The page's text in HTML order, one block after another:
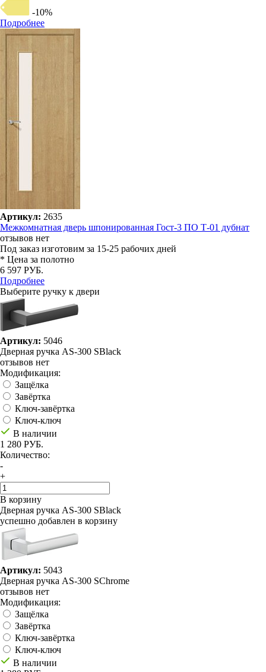
-10%
Подробнее
Артикул: 2635
Межкомнатная дверь шпонированная Гост-3 ПО Т-01 дубнат
отзывов нет
Под заказ изготовим за 15-25 рабочих дней
* Цена за полотно
6 597 РУБ.
Подробнее
Выберите ручку к двери
Артикул: 5046
Дверная ручка AS-300 SBlack
отзывов нет
Модификация:
Защёлка
Завёртка
Ключ-завёртка
Ключ-ключ
В наличии
1 280 РУБ.
Количество:
-
+
В корзину
Дверная ручка AS-300 SBlack
успешно добавлен в корзину
Артикул: 5043
Дверная ручка AS-300 SChrome
отзывов нет
Модификация:
Защёлка
Завёртка
Ключ-завёртка
Ключ-ключ
В наличии